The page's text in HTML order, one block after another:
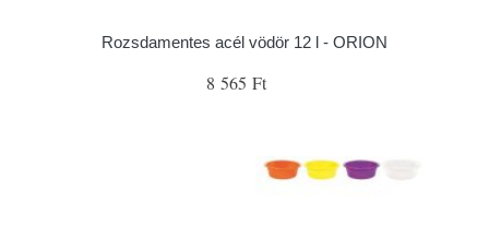
Rozsdamentes acél vödör 12 l - ORION
8 565 Ft